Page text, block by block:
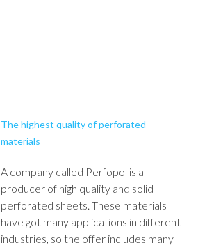
The highest quality of perforated
materials
A company called Perfopol is a
producer of high quality and solid
perforated sheets. These materials
have got many applications in different
industries, so the offer includes many